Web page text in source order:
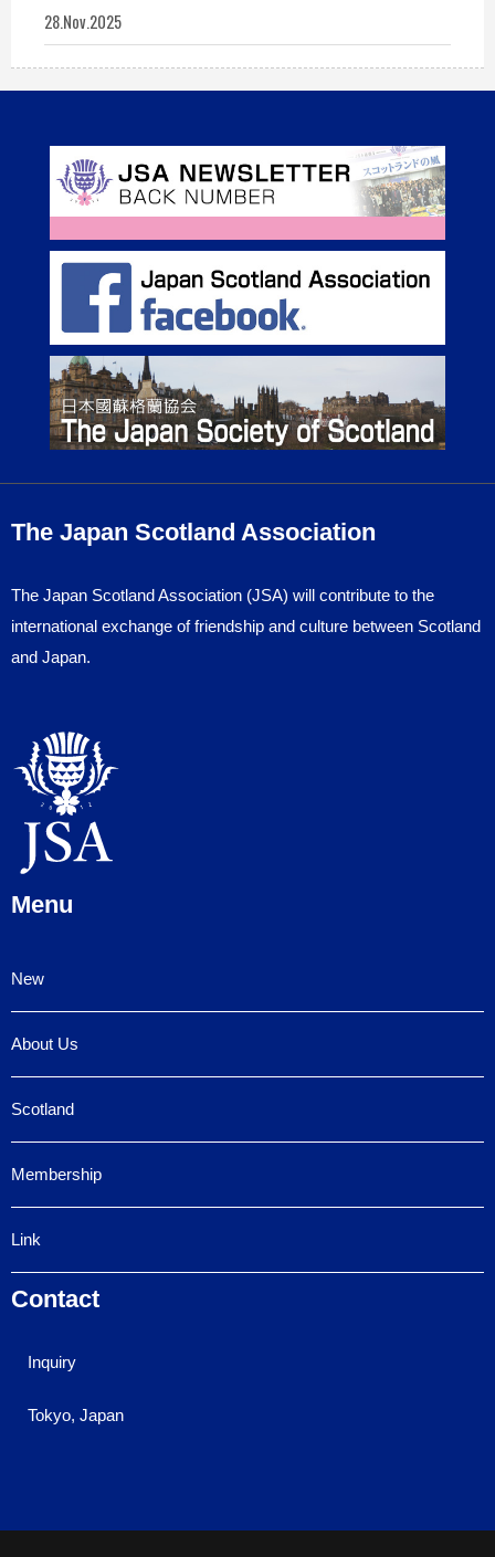
28.Nov.2025
The Japan Scotland Association
The Japan Scotland Association (JSA) will contribute to the
international exchange of friendship and culture between Scotland
and Japan.
Menu
New
About Us
Scotland
Membership
Link
Contact
Inquiry
Tokyo, Japan